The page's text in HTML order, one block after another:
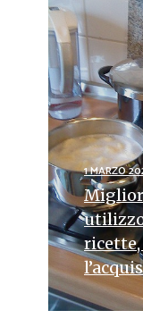
1 MARZO
Miglior